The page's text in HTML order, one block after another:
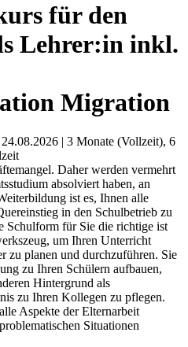
für den
Lehrer:in inkl.
Migration
24.08.2026 | 3 Monate (Vollzeit), 6
Daher werden vermehrt
absolviert haben, an
ist es, Ihnen alle
in den Schulbetrieb zu
Schulform für Sie die richtige ist
um Ihren Unterricht
zu planen und durchzuführen. Sie
zu Ihren Schülern aufbauen,
Hintergrund als
zu Ihren Kollegen zu pflegen.
Aspekte der Elternarbeit
Situationen